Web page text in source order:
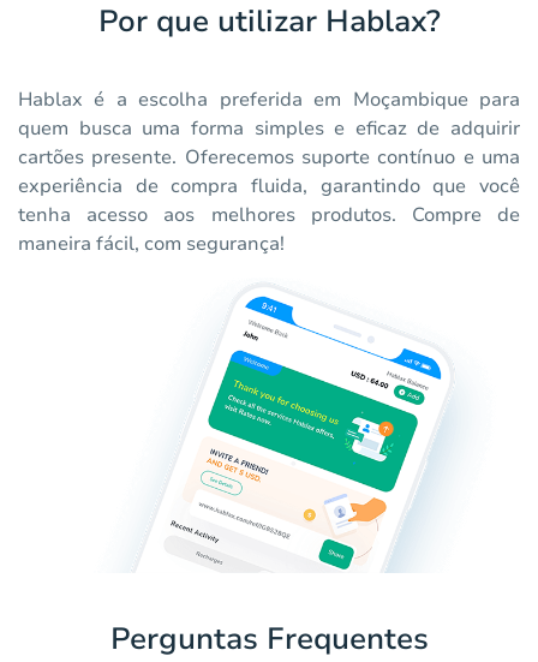
Por que utilizar Hablax?
Hablax é a escolha preferida em Moçambique para
quem busca uma forma simples e eficaz de adquirir
cartões presente. Oferecemos suporte contínuo e uma
experiência de compra fluida, garantindo que você
tenha acesso aos melhores produtos. Compre de
maneira fácil, com segurança!
Perguntas Frequentes